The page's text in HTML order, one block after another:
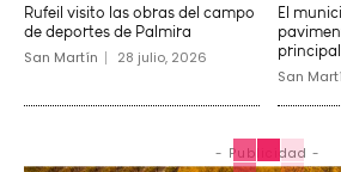
Rufeil visito las obras del campo
de deportes de Palmira
San Martín 28 julio, 2026
El
San
- Publicidad -